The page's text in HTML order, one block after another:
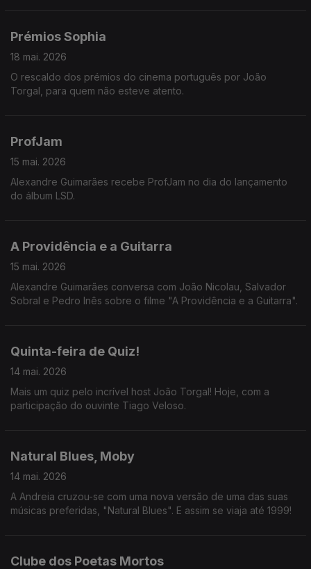
Prémios Sophia
18 mai. 2026
O rescaldo dos prémios do cinema português por João
Torgal, para quem não esteve atento.
ProfJam
15 mai. 2026
Alexandre Guimarães recebe ProfJam no dia do lançamento
do álbum LSD.
A Providência e a Guitarra
15 mai. 2026
Alexandre Guimarães conversa com João Nicolau, Salvador
Sobral e Pedro Inês sobre o filme "A Providência e a Guitarra".
Quinta-feira de Quiz!
14 mai. 2026
Mais um quiz pelo incrível host João Torgal! Hoje, com a
participação do ouvinte Tiago Veloso.
Natural Blues, Moby
14 mai. 2026
A Andreia cruzou-se com uma nova versão de uma das suas
músicas preferidas, "Natural Blues". E assim se viaja até 1999!
Clube dos Poetas Mortos